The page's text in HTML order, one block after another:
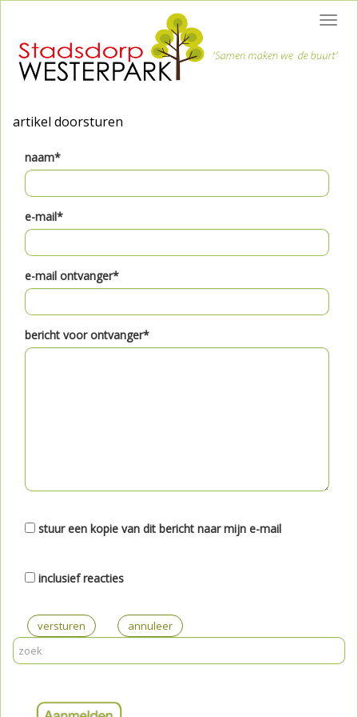
artikel doorsturen
naam*
e-mail*
e-mail ontvanger*
bericht voor ontvanger*
stuur een kopie van dit bericht naar mijn e-mail
inclusief reacties
versturen